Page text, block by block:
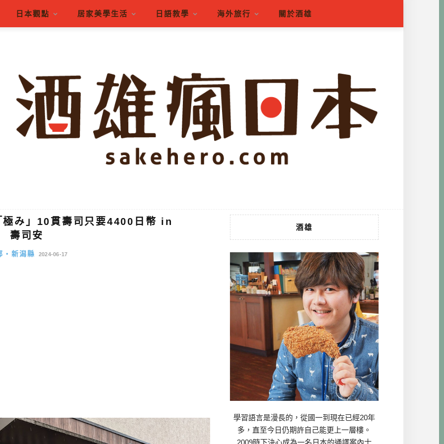
日本觀點 居家美學生活 日語教學 海外旅行 關於酒雄
み」10貫壽司只要4400日幣 in
壽司安
・新潟縣 2024-06-17
酒雄
學習語言是漫長的，從國一到現在已經20年
多，直至今日仍期許自己能更上一層樓。
2009時下決心成為一名日本的通譯案內士